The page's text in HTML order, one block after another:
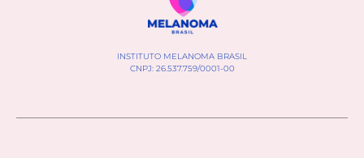
INSTITUTO MELANOMA BRASIL
CNPJ: 26.537.759/0001-00